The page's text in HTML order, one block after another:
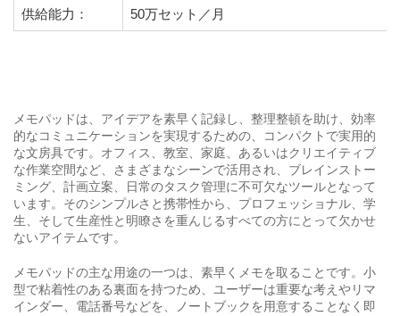
供給能力： 50万セット／月
メモパッドは、アイデアを素早く記録し、整理整頓を助け、効率
的なコミュニケーションを実現するための、コンパクトで実用的
な文房具です。オフィス、教室、家庭、あるいはクリエイティブ
な作業空間など、さまざまなシーンで活用され、ブレインストー
ミング、計画立案、日常のタスク管理に不可欠なツールとなって
います。そのシンプルさと携帯性から、プロフェッショナル、学
生、そして生産性と明瞭さを重んじるすべての方にとって欠かせ
ないアイテムです。
メモパッドの主な用途の一つは、素早くメモを取ることです。小
型で粘着性のある裏面を持つため、ユーザーは重要な考えやリマ
インダー、電話番号などを、ノートブックを用意することなく即